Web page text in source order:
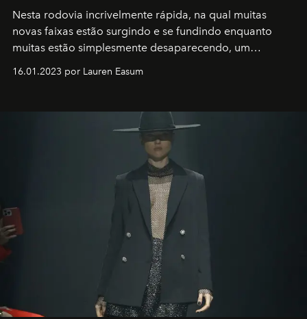
Nesta rodovia incrivelmente rápida, na qual muitas
novas faixas estão surgindo e se fundindo enquanto
muitas estão simplesmente desaparecendo, um
transportador AMTD abrindo caminho para muitos
por propósitos, com um claro senso de missão na vida e
16.01.2023 por Lauren Easum